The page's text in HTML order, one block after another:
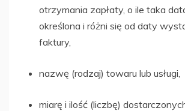
otrzymania zapłaty, o ile taka
określona i różni się od daty
faktury,
nazwę (rodzaj) towaru lub usługi,
miarę i ilość (liczbę)